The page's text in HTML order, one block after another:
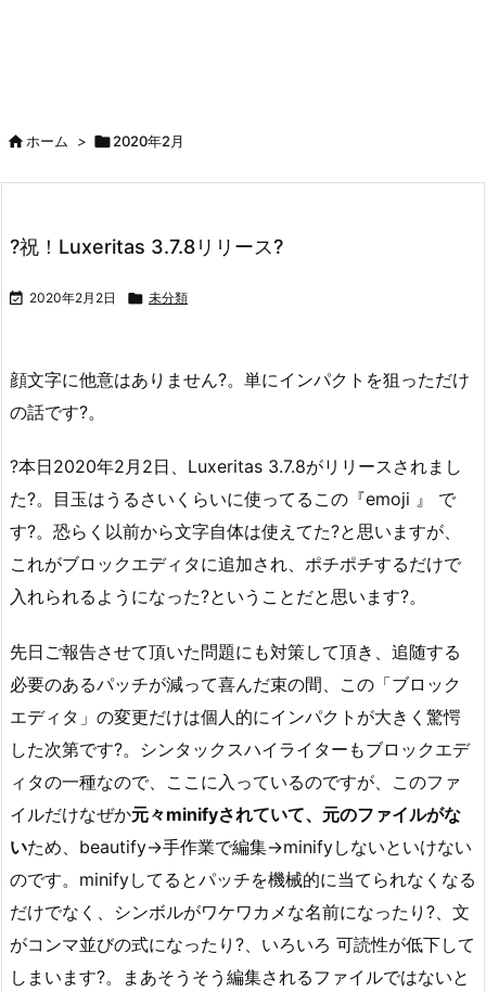
ホーム > 2020年2月
?祝！Luxeritas 3.7.8リリース?
 2020年2月2日  未分類
顔文字に他意はありません?。単にインパクトを狙っただけ
の話です?。
?本日2020年2月2日、Luxeritas 3.7.8がリリースされまし
た?。目玉はうるさいくらいに使ってるこの『emoji 』 で
す?。恐らく以前から文字自体は使えてた?と思いますが、
これがブロックエディタに追加され、ポチポチするだけで
入れられるようになった?ということだと思います?。
先日ご報告させて頂いた問題にも対策して頂き、追随する
必要のあるパッチが減って喜んだ束の間、この「ブロック
エディタ」の変更だけは個人的にインパクトが大きく驚愕
した次第です?。シンタックスハイライターもブロックエデ
ィタの一種なので、ここに入っているのですが、このファ
イルだけなぜか元々minifyされていて、元のファイルがな
いため、beautify→手作業で編集→minifyしないといけない
のです。minifyしてるとパッチを機械的に当てられなくなる
だけでなく、シンボルがワケワカメな名前になったり?、文
がコンマ並びの式になったり?、いろいろ 可読性が低下して
しまいます?。まあそうそう編集されるファイルではないと